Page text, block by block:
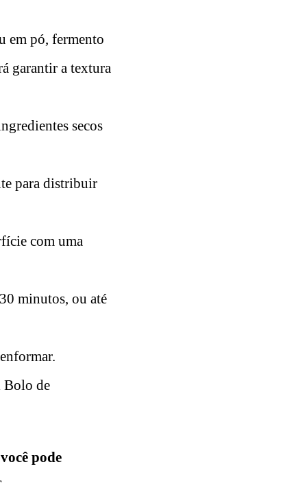
em pó, fermento
garantir a textura
secos
para distribuir
com uma
minutos, ou até
Bolo de
pode